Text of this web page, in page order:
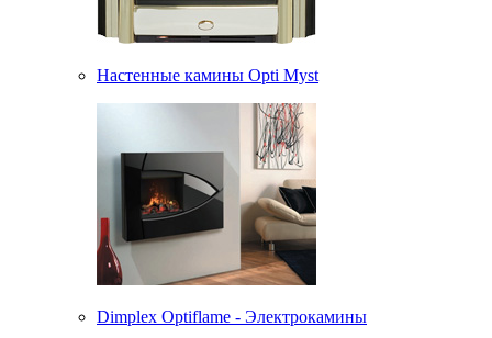
Настенные камины Opti Myst
Dimplex Optiflame - Электрокамины